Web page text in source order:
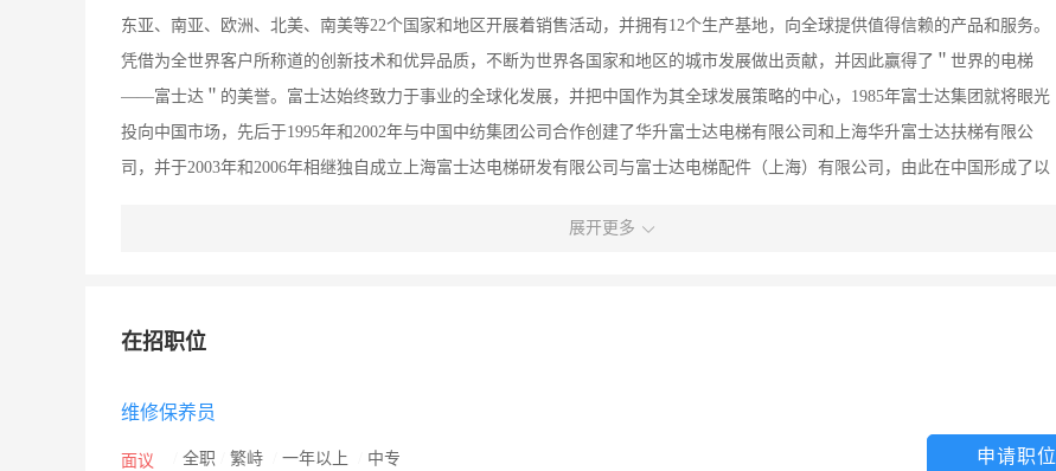
东亚、南亚、欧洲、北美、南美等22个国家和地区开展着销售活动，并拥有12个生产基地，向全球提供值得信赖的产品和服务。
凭借为全世界客户所称道的创新技术和优异品质，不断为世界各国家和地区的城市发展做出贡献，并因此赢得了＂世界的电梯
——富士达＂的美誉。富士达始终致力于事业的全球化发展，并把中国作为其全球发展策略的中心，1985年富士达集团就将眼光
投向中国市场，先后于1995年和2002年与中国中纺集团公司合作创建了华升富士达电梯有限公司和上海华升富士达扶梯有限公
司，并于2003年和2006年相继独自成立上海富士达电梯研发有限公司与富士达电梯配件（上海）有限公司，由此在中国形成了以
位于中国河北省廊坊经济技术开发区，占地面积10万平米，工厂用地5万平方米，是日本富士达株式会社与中国最大的综合商社之
安装、保养的一条龙系统化体制。在确立中、高档电梯为主的生产项目的同时，公司更兼顾当前需求量最大的经济型住宅电梯的
技术的超豪华高速电梯并向自动扶梯、自动人行道、立体停车设备等领域进军。在人力资源管理方面，公司以人性化管理为原
则，不断完善员工的福利保障体系，开辟多种员工晋升发展途径，为员工安排了多种职业生涯规划。无论是岗位轮换、职务晋
展开更多
在招职位
维修保养员
面议 全职 繁峙 一年以上 中专 申请职位